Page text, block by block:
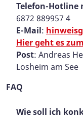
Telefon-Hotline
6872 889957 4
E-Mail:
Hier geht es
Post: Andreas
Losheim am See
FAQ
Wie soll ich